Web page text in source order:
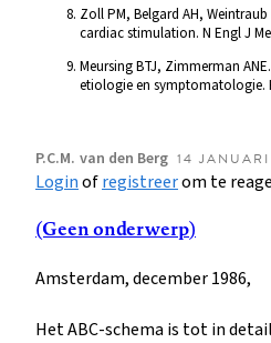
Zoll PM, Belgard AH,
cardiac stimulation. N Engl J
Meursing BTJ, Zimmerman
etiologie en symptomatologie.
P.C.M. van den Berg 14
Loginofregistreerom te
(Geen onderwerp)
Amsterdam, december 1986,
Het ABC-schema is tot in